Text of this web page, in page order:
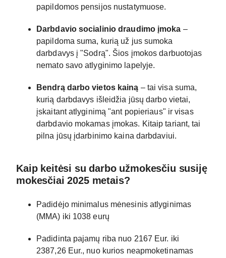
papildomos pensijos nustatymuose.
Darbdavio socialinio draudimo įmoka –
papildoma suma, kurią už jus sumoka
darbdavys į "Sodrą". Šios įmokos darbuotojas
nemato savo atlyginimo lapelyje.
Bendrą darbo vietos kainą – tai visa suma,
kurią darbdavys išleidžia jūsų darbo vietai,
įskaitant atlyginimą "ant popieriaus" ir visas
darbdavio mokamas įmokas. Kitaip tariant, tai
pilna jūsų įdarbinimo kaina darbdaviui.
Kaip keitėsi su darbo užmokesčiu susiję
mokesčiai 2025 metais?
Padidėjo minimalus mėnesinis atlyginimas
(MMA) iki 1038 eurų
Padidinta pajamų riba nuo 2167 Eur. iki
2387,26 Eur., nuo kurios neapmoketinamas